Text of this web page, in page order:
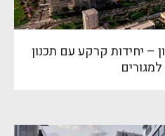
לציון – יחידות קרקע עם תכנון